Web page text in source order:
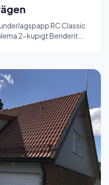
RC Classic
2-kupigt Benderit